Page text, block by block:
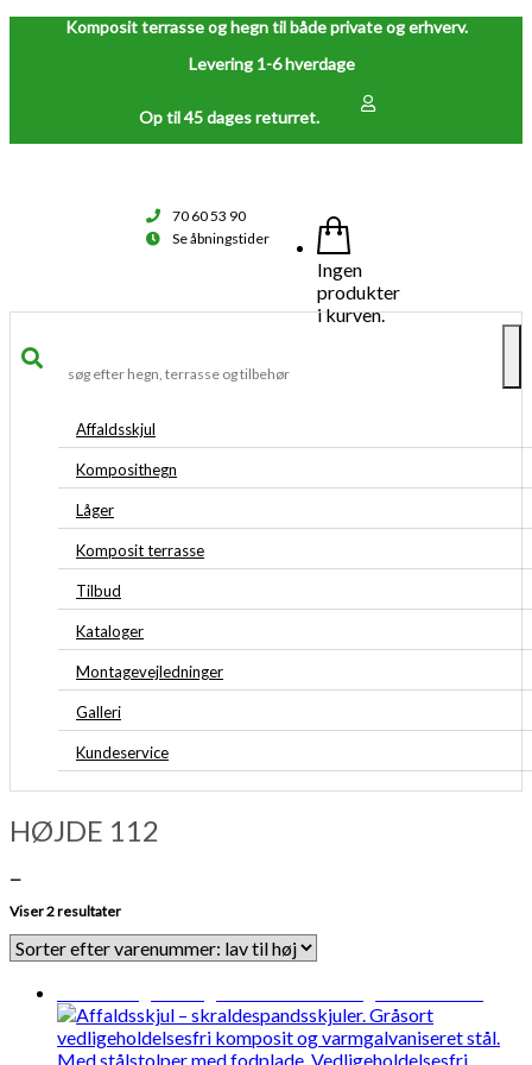
Komposit terrasse og hegn til både private og erhverv.
Levering 1-6 hverdage
Op til 45 dages returret.
70 60 53 90
Se åbningstider
Ingen
produkter
i kurven.
Affaldsskjul
Komposithegn
Låger
Komposit terrasse
Tilbud
Kataloger
Montagevejledninger
Galleri
Kundeservice
HØJDE 112
—
Viser 2 resultater